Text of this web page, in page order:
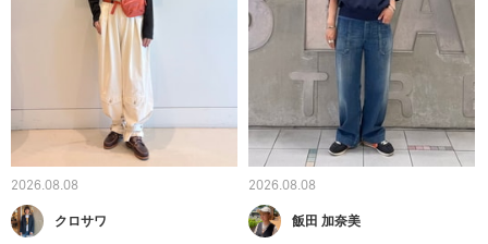
2026.08.08
クロサワ
2026.08.08
飯田 加奈美